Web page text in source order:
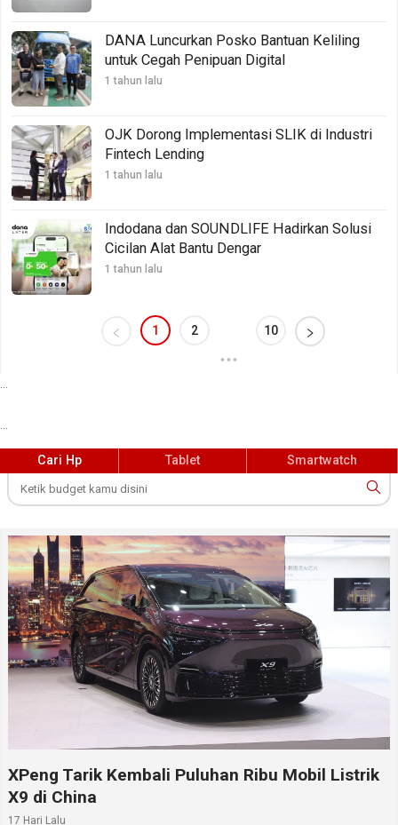
DANA Luncurkan Posko Bantuan Keliling
untuk Cegah Penipuan Digital
1 tahun lalu
OJK Dorong Implementasi SLIK di Industri
Fintech Lending
1 tahun lalu
Indodana dan SOUNDLIFE Hadirkan Solusi
Cicilan Alat Bantu Dengar
1 tahun lalu
1 2
•••
10
Cari Hp Tablet Smartwatch
XPeng Tarik Kembali Puluhan Ribu Mobil Listrik
X9 di China
17 Hari Lalu